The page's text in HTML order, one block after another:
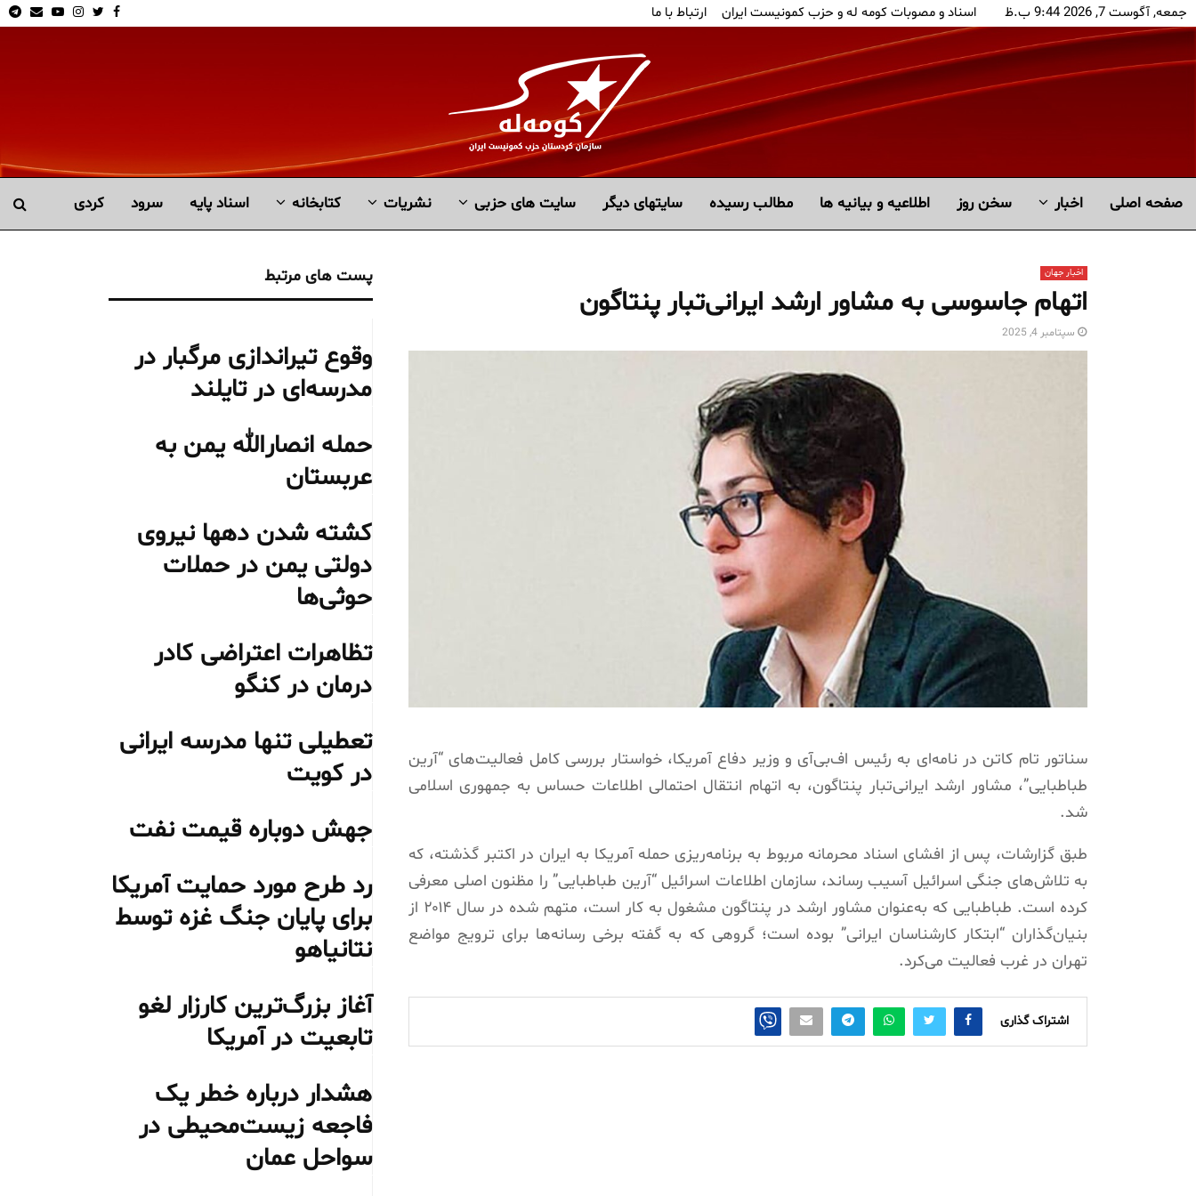
جمعه, آگوست 7, 2026 9:44 ب.ظ اسناد و مصوبات کومه له و حزب کمونیست ایران ارتباط با ما Facebook
Twitter
Instagram
Youtube
Email
صفحه اصلی اخبار سخن روز اطلاعیه و بیانیه ها مطالب رسیده سايتهاى ديگر سایت های حزبی نشریات کتابخانە اسناد پایه سرود کردی
اخبار جهان
اتهام جاسوسی به مشاور ارشد ایرانی‌تبار پنتاگون
سپتامبر 4, 2025
سناتور تام کاتن در نامه‌ای به رئیس اف‌بی‌آی و وزیر دفاع آمریکا، خواستار بررسی کامل فعالیت‌های “آرین
طباطبایی”، مشاور ارشد ایرانی‌تبار پنتاگون، به اتهام انتقال احتمالی اطلاعات حساس به جمهوری اسلامی
شد.
طبق گزارشات، پس از افشای اسناد محرمانه مربوط به برنامه‌ریزی حمله آمریکا به ایران در اکتبر گذشته، که
به تلاش‌های جنگی اسرائیل آسیب رساند، سازمان اطلاعات اسرائیل “آرین طباطبایی” را مظنون اصلی معرفی
کرده است. طباطبایی که به‌عنوان مشاور ارشد در پنتاگون مشغول به کار است، متهم شده در سال ۲۰۱۴ از
بنیان‌گذاران “ابتکار کارشناسان ایرانی” بوده است؛ گروهی که به گفته برخی رسانه‌ها برای ترویج مواضع
تهران در غرب فعالیت می‌کرد.
اشتراک گذاری
پست های مرتبط
وقوع تیراندازی مرگبار در
مدرسه‌ای در تایلند
حمله انصارالله یمن به
عربستان
کشته شدن دهها نیروی
دولتی یمن در حملات
حوثی‌ها
تظاهرات اعتراضی کادر
درمان در کنگو
تعطیلی تنها مدرسه ایرانی
در کویت
جهش دوباره قیمت نفت
رد طرح مورد حمایت آمریکا
برای پایان جنگ غزه توسط
نتانیاهو
آغاز بزرگ‌ترین کارزار لغو
تابعیت در آمریکا
هشدار درباره خطر یک
فاجعه زیست‌محیطی در
سواحل عمان